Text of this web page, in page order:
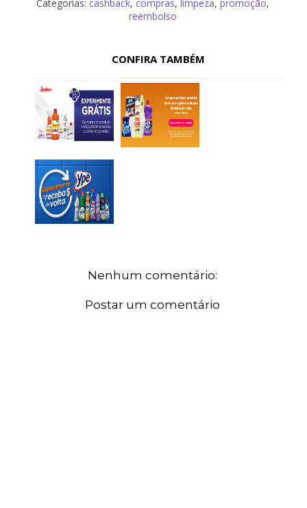
Categorias: cashback, compras, limpeza, promoção,
reembolso
CONFIRA TAMBÉM
Nenhum comentário:
Postar um comentário